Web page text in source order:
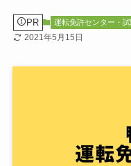
PR 運転免許センター・
2021年5月15日